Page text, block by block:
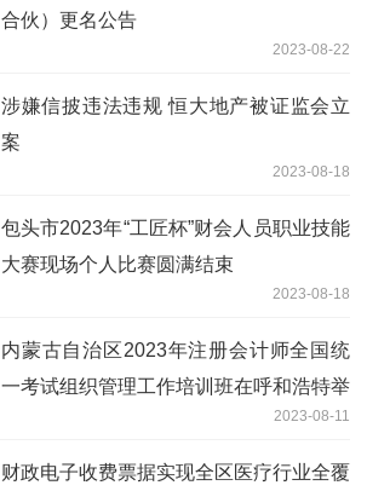
合伙）更名公告
2023-08-22
涉嫌信披违法违规 恒大地产被证监会立
案
2023-08-18
包头市2023年“工匠杯”财会人员职业技能
大赛现场个人比赛圆满结束
2023-08-18
内蒙古自治区2023年注册会计师全国统
一考试组织管理工作培训班在呼和浩特举
2023-08-11
财政电子收费票据实现全区医疗行业全覆